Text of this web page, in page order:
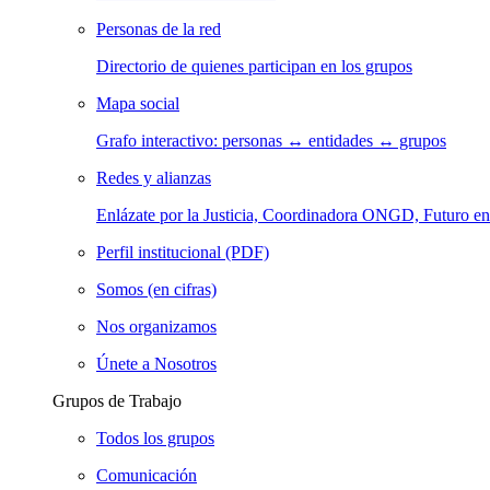
Personas de la red
Directorio de quienes participan en los grupos
Mapa social
Grafo interactivo: personas ↔ entidades ↔ grupos
Redes y alianzas
Enlázate por la Justicia, Coordinadora ONGD, Futuro
Perfil institucional (PDF)
Somos (en cifras)
Nos organizamos
Únete a Nosotros
Grupos de Trabajo
Todos los grupos
Comunicación